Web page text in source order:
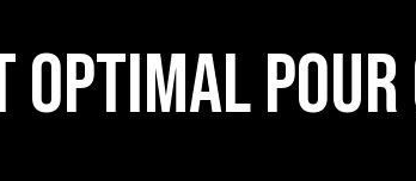
OPTIMAL